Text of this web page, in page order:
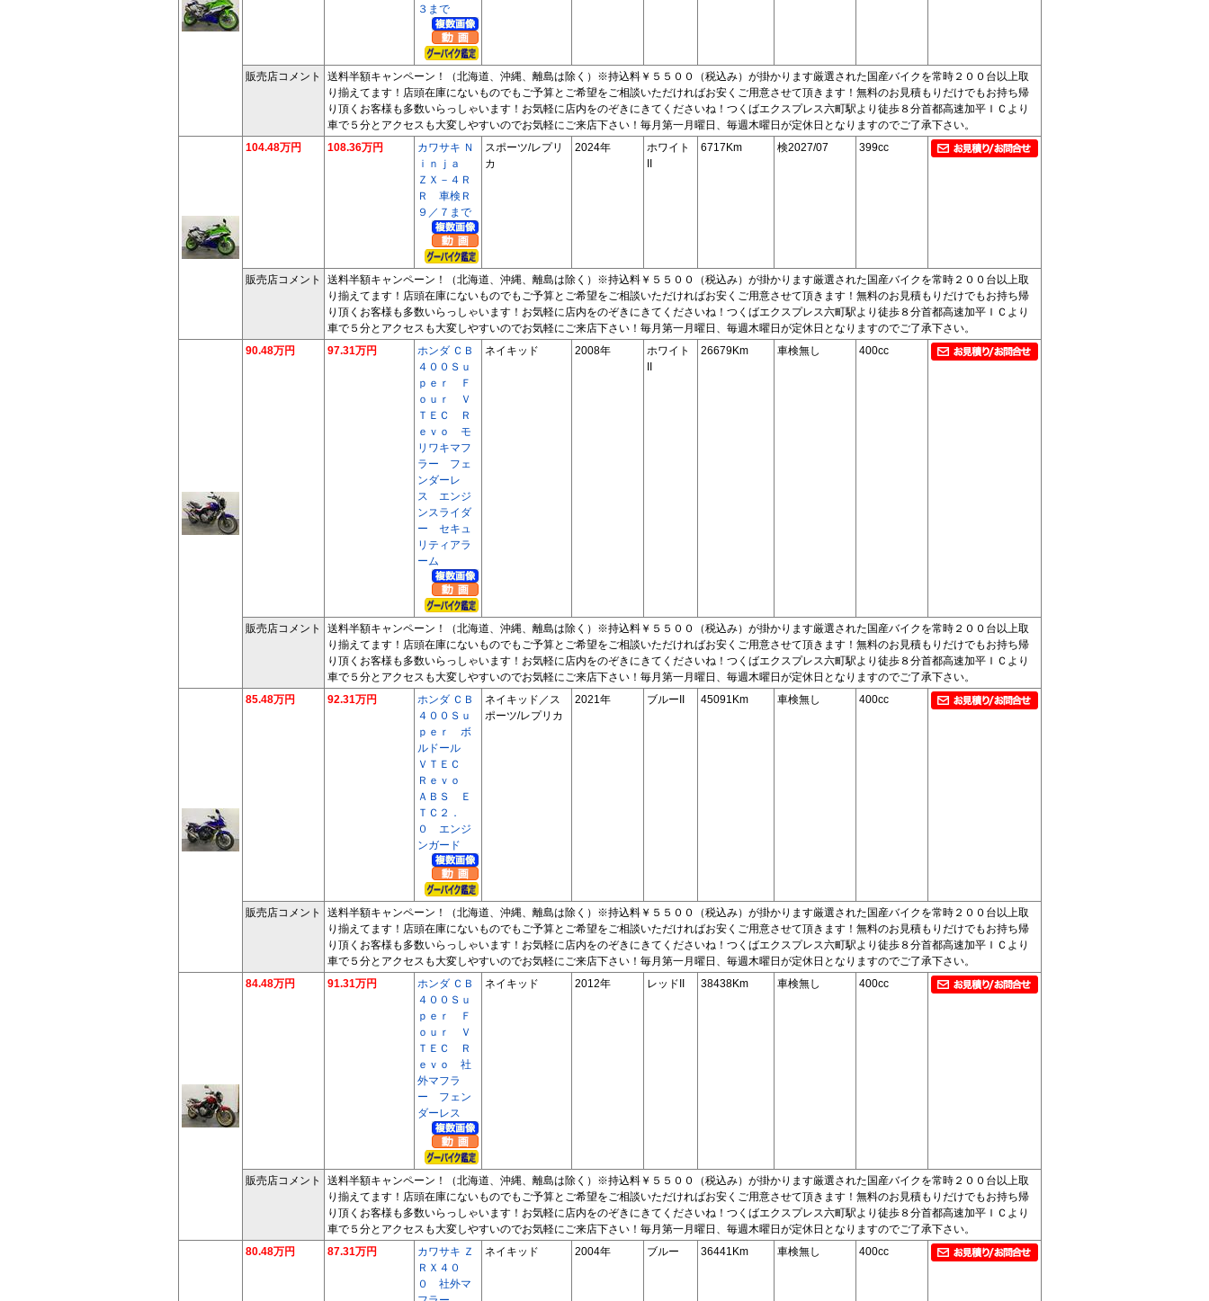
３まで
販売店コメント
送料半額キャンペーン！（北海道、沖縄、離島は除く）※持込料￥５５００（税込み）が掛かります厳選された国産バイクを常時２００台以上取
り揃えてます！店頭在庫にないものでもご予算とご希望をご相談いただければお安くご用意させて頂きます！無料のお見積もりだけでもお持ち帰
り頂くお客様も多数いらっしゃいます！お気軽に店内をのぞきにきてくださいね！つくばエクスプレス六町駅より徒歩８分首都高速加平ＩＣより
車で５分とアクセスも大変しやすいのでお気軽にご来店下さい！毎月第一月曜日、毎週木曜日が定休日となりますのでご了承下さい。
104.48万円
108.36万円
カワサキ Ｎ
ｉｎｊａ
ＺＸ－４Ｒ
Ｒ 車検Ｒ
９／７まで
スポーツ/レプリ
カ
2024年
ホワイト
II
6717Km 検2027/07 399cc
販売店コメント
送料半額キャンペーン！（北海道、沖縄、離島は除く）※持込料￥５５００（税込み）が掛かります厳選された国産バイクを常時２００台以上取
り揃えてます！店頭在庫にないものでもご予算とご希望をご相談いただければお安くご用意させて頂きます！無料のお見積もりだけでもお持ち帰
り頂くお客様も多数いらっしゃいます！お気軽に店内をのぞきにきてくださいね！つくばエクスプレス六町駅より徒歩８分首都高速加平ＩＣより
車で５分とアクセスも大変しやすいのでお気軽にご来店下さい！毎月第一月曜日、毎週木曜日が定休日となりますのでご了承下さい。
90.48万円
97.31万円
ホンダ ＣＢ
４００Ｓｕ
ｐｅｒ Ｆ
ｏｕｒ Ｖ
ＴＥＣ Ｒ
ｅｖｏ モ
リワキマフ
ラー フェ
ンダーレ
ス エンジ
ンスライダ
ー セキュ
リティアラ
ーム
ネイキッド 2008年
ホワイト
II
26679Km 車検無し 400cc
販売店コメント
送料半額キャンペーン！（北海道、沖縄、離島は除く）※持込料￥５５００（税込み）が掛かります厳選された国産バイクを常時２００台以上取
り揃えてます！店頭在庫にないものでもご予算とご希望をご相談いただければお安くご用意させて頂きます！無料のお見積もりだけでもお持ち帰
り頂くお客様も多数いらっしゃいます！お気軽に店内をのぞきにきてくださいね！つくばエクスプレス六町駅より徒歩８分首都高速加平ＩＣより
車で５分とアクセスも大変しやすいのでお気軽にご来店下さい！毎月第一月曜日、毎週木曜日が定休日となりますのでご了承下さい。
85.48万円
92.31万円
ホンダ ＣＢ
４００Ｓｕ
ｐｅｒ ボ
ルドール
ＶＴＥＣ
Ｒｅｖｏ
ＡＢＳ Ｅ
ＴＣ２．
０ エンジ
ンガード
ネイキッド／ス
ポーツ/レプリカ
2021年 ブルーII 45091Km 車検無し 400cc
販売店コメント
送料半額キャンペーン！（北海道、沖縄、離島は除く）※持込料￥５５００（税込み）が掛かります厳選された国産バイクを常時２００台以上取
り揃えてます！店頭在庫にないものでもご予算とご希望をご相談いただければお安くご用意させて頂きます！無料のお見積もりだけでもお持ち帰
り頂くお客様も多数いらっしゃいます！お気軽に店内をのぞきにきてくださいね！つくばエクスプレス六町駅より徒歩８分首都高速加平ＩＣより
車で５分とアクセスも大変しやすいのでお気軽にご来店下さい！毎月第一月曜日、毎週木曜日が定休日となりますのでご了承下さい。
84.48万円
91.31万円
ホンダ ＣＢ
４００Ｓｕ
ｐｅｒ Ｆ
ｏｕｒ Ｖ
ＴＥＣ Ｒ
ｅｖｏ 社
外マフラ
ー フェン
ダーレス
ネイキッド 2012年 レッドII 38438Km 車検無し 400cc
販売店コメント
送料半額キャンペーン！（北海道、沖縄、離島は除く）※持込料￥５５００（税込み）が掛かります厳選された国産バイクを常時２００台以上取
り揃えてます！店頭在庫にないものでもご予算とご希望をご相談いただければお安くご用意させて頂きます！無料のお見積もりだけでもお持ち帰
り頂くお客様も多数いらっしゃいます！お気軽に店内をのぞきにきてくださいね！つくばエクスプレス六町駅より徒歩８分首都高速加平ＩＣより
車で５分とアクセスも大変しやすいのでお気軽にご来店下さい！毎月第一月曜日、毎週木曜日が定休日となりますのでご了承下さい。
80.48万円
87.31万円
カワサキ Ｚ
ＲＸ４０
０ 社外マ
ネイキッド 2004年 ブルー 36441Km 車検無し 400cc